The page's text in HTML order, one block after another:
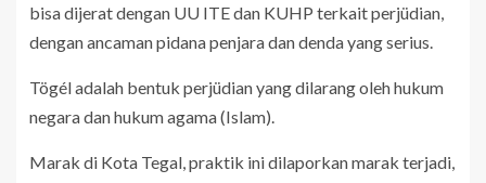
bisa dijerat dengan UU ITE dan KUHP terkait perjüdian,
dengan ancaman pidana penjara dan denda yang serius.
Tögél adalah bentuk perjüdian yang dilarang oleh hukum
negara dan hukum agama (Islam).
Marak di Kota Tegal, praktik ini dilaporkan marak terjadi,